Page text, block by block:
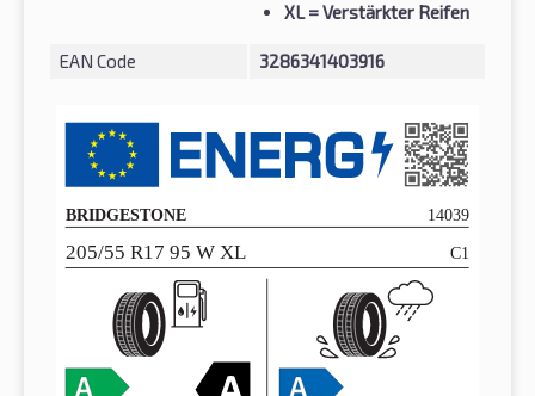
XL= Verstärkter Reifen
EAN Code 3286341403916